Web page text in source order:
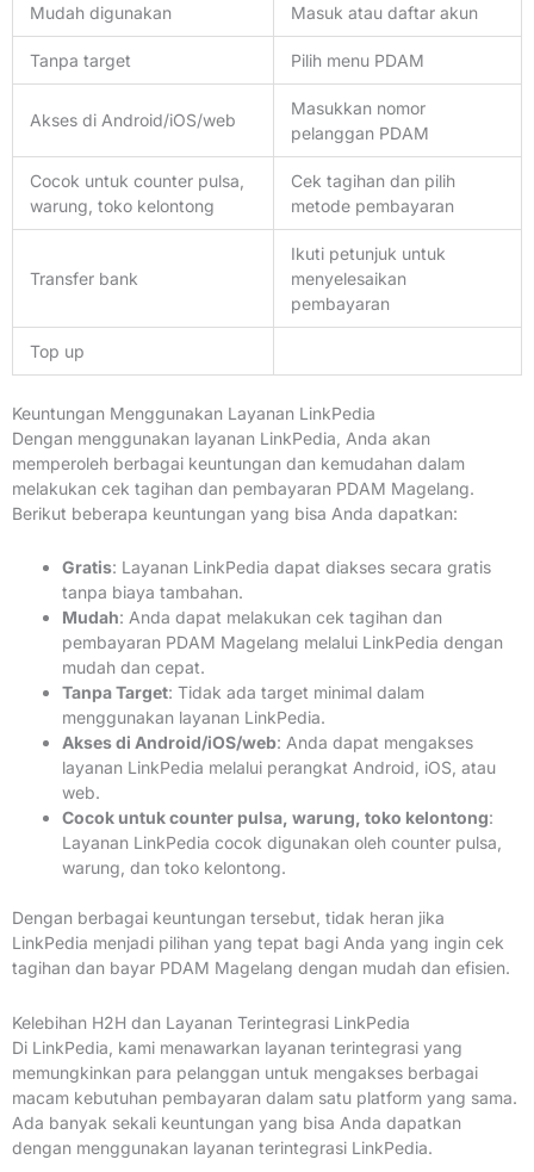
Mudah digunakan Masuk atau daftar akun
Tanpa target Pilih menu PDAM
Akses di Android/iOS/web
Masukkan nomor
pelanggan PDAM
Cocok untuk counter pulsa,
warung, toko kelontong
Cek tagihan dan pilih
metode pembayaran
Transfer bank
Ikuti petunjuk untuk
menyelesaikan
pembayaran
Top up
Keuntungan Menggunakan Layanan LinkPedia
Dengan menggunakan layanan LinkPedia, Anda akan
memperoleh berbagai keuntungan dan kemudahan dalam
melakukan cek tagihan dan pembayaran PDAM Magelang.
Berikut beberapa keuntungan yang bisa Anda dapatkan:
Gratis: Layanan LinkPedia dapat diakses secara gratis
tanpa biaya tambahan.
Mudah: Anda dapat melakukan cek tagihan dan
pembayaran PDAM Magelang melalui LinkPedia dengan
mudah dan cepat.
Tanpa Target: Tidak ada target minimal dalam
menggunakan layanan LinkPedia.
Akses di Android/iOS/web: Anda dapat mengakses
layanan LinkPedia melalui perangkat Android, iOS, atau
web.
Cocok untuk counter pulsa, warung, toko kelontong:
Layanan LinkPedia cocok digunakan oleh counter pulsa,
warung, dan toko kelontong.
Dengan berbagai keuntungan tersebut, tidak heran jika
LinkPedia menjadi pilihan yang tepat bagi Anda yang ingin cek
tagihan dan bayar PDAM Magelang dengan mudah dan efisien.
Kelebihan H2H dan Layanan Terintegrasi LinkPedia
Di LinkPedia, kami menawarkan layanan terintegrasi yang
memungkinkan para pelanggan untuk mengakses berbagai
macam kebutuhan pembayaran dalam satu platform yang sama.
Ada banyak sekali keuntungan yang bisa Anda dapatkan
dengan menggunakan layanan terintegrasi LinkPedia.